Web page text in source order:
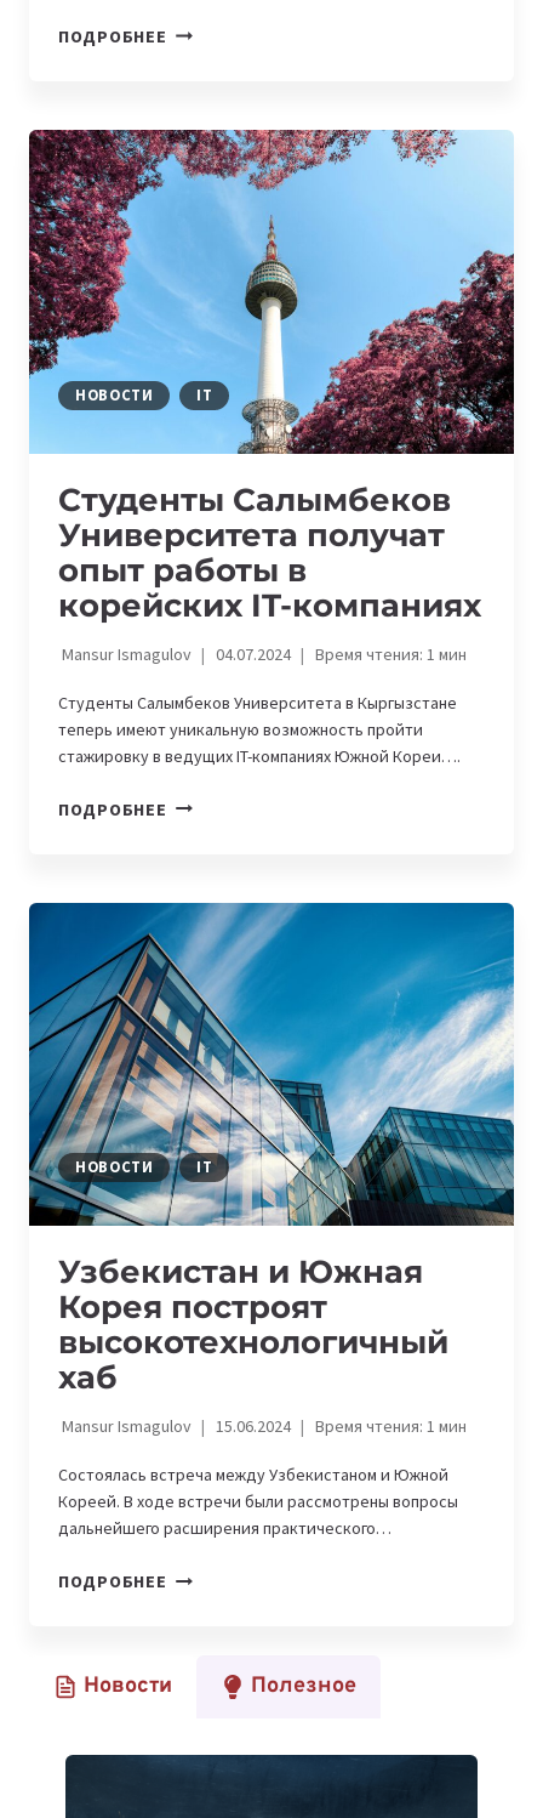
ПОДРОБНЕЕ КАК
ИНХА
В
ТАШКЕНТЕ
ГОДУ
НОВОСТИ IT
Студенты Салымбеков
Университета получат
опыт работы в
корейских IT-компаниях
Mansur Ismagulov 04.07.2024 Время чтения: 1мин
Студенты Салымбеков Университета в Кыргызстане
теперь имеют уникальную возможность пройти
стажировку в ведущих IT-компаниях Южной Кореи….
ПОДРОБНЕЕ СТУДЕНТЫ
ОПЫТ
РАБОТЫ
В
КОРЕЙСКИХ
IT-
КОМПАНИЯХ
НОВОСТИ IT
Узбекистан и Южная
Корея построят
высокотехнологичный
хаб
Mansur Ismagulov 15.06.2024 Время чтения: 1мин
Состоялась встреча между Узбекистаном и Южной
Кореей. В ходе встречи были рассмотрены вопросы
дальнейшего расширения практического…
ПОДРОБНЕЕ УЗБЕКИСТАН
ПОСТРОЯТ
Новости Полезное